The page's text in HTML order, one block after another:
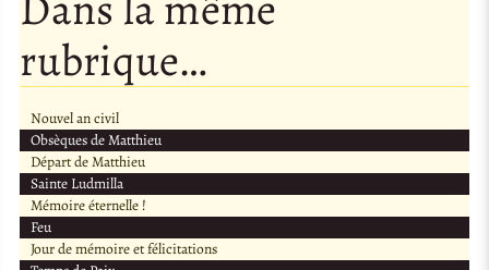
rubrique…
Nouvel an civil
Obsèques de Matthieu
Départ de Matthieu
Sainte Ludmilla
Mémoire éternelle !
Feu
Jour de mémoire et félicitations